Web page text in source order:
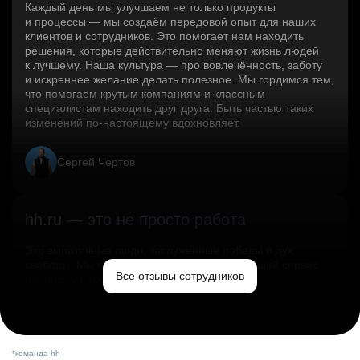
Каждый день мы улучшаем не только продукты
и процессы — мы создаём передовой опыт для наших
клиентов и сотрудников. Это помогает нам находить
решения, которые действительно меняют жизнь людей
к лучшему. Наша культура — про вовлечённость, заботу
и искреннее желание делать полезное. Мы гордимся тем,
что помогаем крутым компаниям и классным
специалистам находить друг друга. Быть частью таких
изменений по‑настоящему вдохновляет.
Сергей Чертов
hh.ru — это не просто работа
свободы. Мы помогаем миру и создаём лучший сервис
по поиску работы в стране.Все отзывы сотрудников
*команда hh